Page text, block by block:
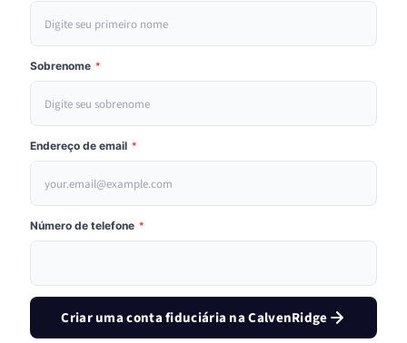
Sobrenome *
Endereço de email *
Número de telefone *
Criar uma conta fiduciária na CalvenRidge